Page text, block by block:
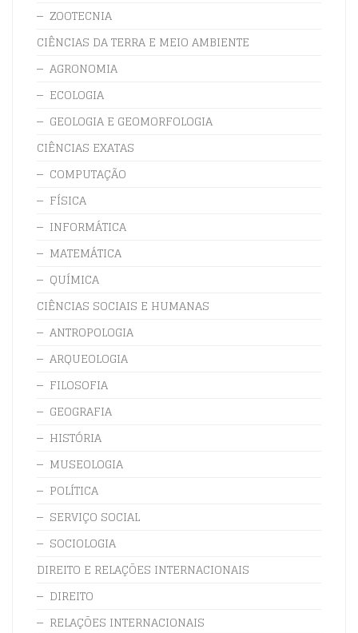
ZOOTECNIA
CIÊNCIAS DA TERRA E MEIO AMBIENTE
AGRONOMIA
ECOLOGIA
GEOLOGIA E GEOMORFOLOGIA
CIÊNCIAS EXATAS
COMPUTAÇÃO
FÍSICA
INFORMÁTICA
MATEMÁTICA
QUÍMICA
CIÊNCIAS SOCIAIS E HUMANAS
ANTROPOLOGIA
ARQUEOLOGIA
FILOSOFIA
GEOGRAFIA
HISTÓRIA
MUSEOLOGIA
POLÍTICA
SERVIÇO SOCIAL
SOCIOLOGIA
DIREITO E RELAÇÕES INTERNACIONAIS
DIREITO
RELAÇÕES INTERNACIONAIS